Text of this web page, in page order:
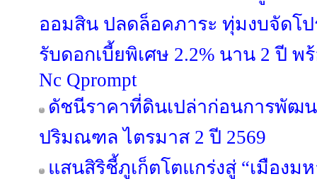
ออมสิน ปลดล็อคภาระ ทุ่มงบจัดโ
รับดอกเบี้ยพิเศษ 2.2% นาน 2 ปี พ
Nc Qprompt
ดัชนีราคาที่ดินเปล่าก่อนการพัฒน
ปริมณฑล ไตรมาส 2 ปี 2569
แสนสิริชี้ภูเก็ตโตแกร่งสู่ “เมืองม